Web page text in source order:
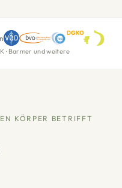
· Barmer und weitere
KÖRPER BETRIFFT